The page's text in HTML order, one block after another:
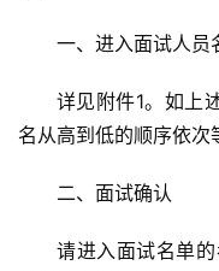
一、进入面试人员
详见附件1。如上
名从高到低的顺序依次
二、面试确认
请进入面试名单